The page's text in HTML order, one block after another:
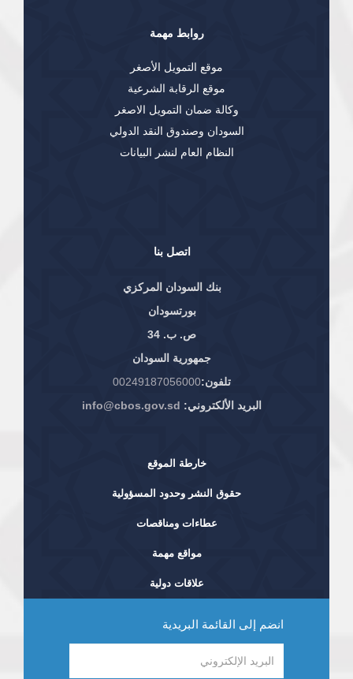
اتصل بنا
بنك السودان المركزي
بورتسودان
ص. ب. 34
جمهورية السودان
تلفون:00249187056000
البريد الألكتروني: info@cbos.gov.sd
روابط مهمة
موقع التمويل الأصغر
موقع الرقابة الشرعية
وكالة ضمان التمويل الاصغر
السودان وصندوق النقد الدولي
النظام العام لنشر البيانات
خارطة الموقع
حقوق النشر وحدود المسؤولية
عطاءات ومناقصات
مواقع مهمة
علاقات دولية
انضم إلى القائمة البريدية